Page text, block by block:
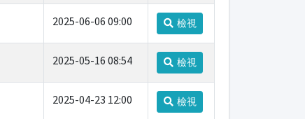
2025-06-06 09:00 檢視
2025-05-16 08:54 檢視
2025-04-23 12:00 檢視